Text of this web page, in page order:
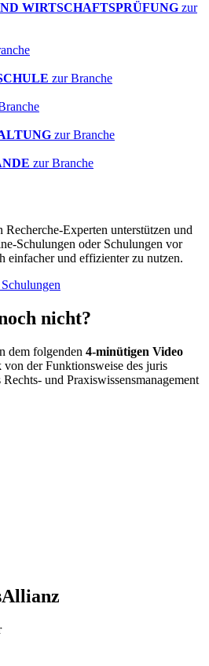
WIRTSCHAFTSPRÜFUNG zur
zur Branche
zur Branche
zur Branche
Recherche-Experten unterstützen und
Schulungen oder Schulungen vor
einfacher und effizienter zu nutzen.
nicht?
dem folgenden 4-minütigen Video
von der Funktionsweise des juris
und Praxiswissensmanagement